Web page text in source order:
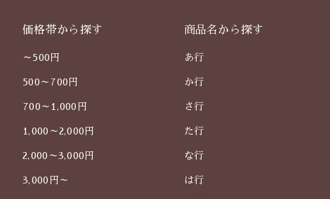
価格帯から探す
～500円
500～700円
700～1,000円
1,000～2,000円
2,000～3,000円
3,000円～
商品名から探す
あ行
か行
さ行
た行
な行
は行